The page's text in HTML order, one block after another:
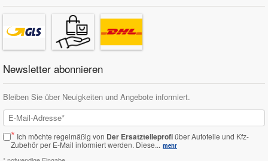
Newsletter abonnieren
Bleiben Sie über Neuigkeiten und Angebote informiert.
* Ich möchte regelmäßig von Der Ersatzteileprofiüber Autoteile und Kfz-
Zubehör per E-Mail informiert werden. Diese... mehr